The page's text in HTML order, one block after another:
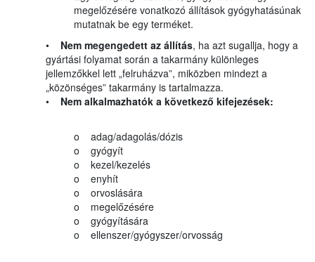
megelőzésére vonatkozó állítások gyógyhatásúnak
mutatnak be egy terméket.
•
Nem megengedett az állítás, ha azt sugallja, hogy a
gyártási folyamat során a takarmány különleges
jellemzőkkel lett „felruházva”, miközben mindezt a
„közönséges” takarmány is tartalmazza.
• Nem alkalmazhatók a következő kifejezések:
o adag/adagolás/dózis
o gyógyít
o kezel/kezelés
o enyhít
o orvoslására
o megelőzésére
o gyógyítására
o ellenszer/gyógyszer/orvosság